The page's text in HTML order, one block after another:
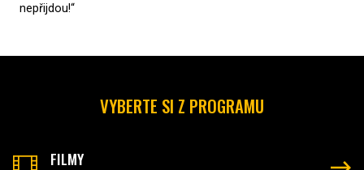
nepřijdou!“
VYBERTE SI Z PROGRAMU
FILMY